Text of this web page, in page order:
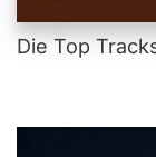
Die Top